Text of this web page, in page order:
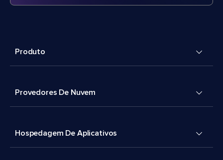
Produto
Provedores De Nuvem
Hospedagem De Aplicativos